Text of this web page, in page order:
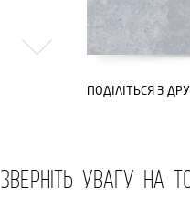
ПОДІЛІТЬСЯ З
ЗВЕРНІТЬ УВАГУ НА